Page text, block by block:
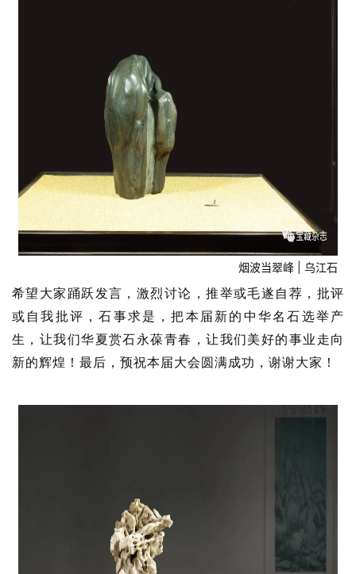
烟波当翠峰 | 乌江石
希望大家踊跃发言，激烈讨论，推举或毛遂自荐，批评
或自我批评，石事求是，把本届新的中华名石选举产
生，让我们华夏赏石永葆青春，让我们美好的事业走向
新的辉煌！最后，预祝本届大会圆满成功，谢谢大家！